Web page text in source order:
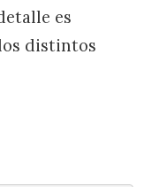
es
distintos